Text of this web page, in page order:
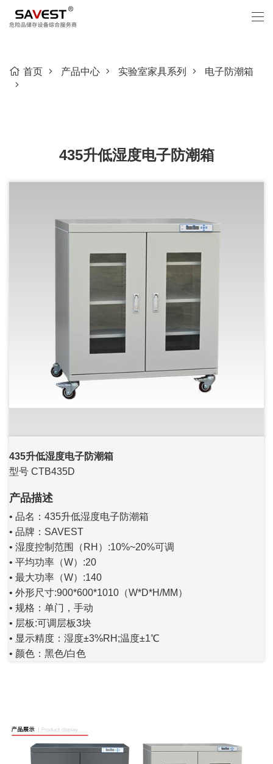
首页 产品中心 实验室家具系列 电子防潮箱
435升低湿度电子防潮箱
435升低湿度电子防潮箱
型号 CTB435D
产品描述
• 品名：435升低湿度电子防潮箱
• 品牌：SAVEST
• 湿度控制范围（RH）:10%~20%可调
• 平均功率（W）:20
• 最大功率（W）:140
• 外形尺寸:900*600*1010（W*D*H/MM）
• 规格：单门，手动
• 层板:可调层板3块
• 显示精度：湿度±3%RH;温度±1℃
• 颜色：黑色/白色